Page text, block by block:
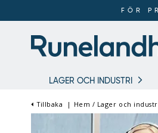
FÖR
LAGER OCH INDUSTRI
Tillbaka | Hem / Lager och